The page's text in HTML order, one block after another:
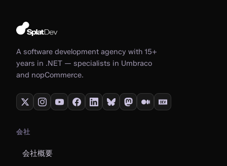
A software development agency with 15+
years in .NET — specialists in Umbraco
and nopCommerce.
会社
会社概要